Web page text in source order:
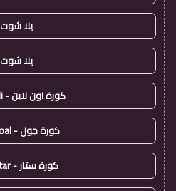
يلا شوت
يلا شوت
كورة اون لاين - kora onli
كورة جول - kora goal
كورة ستار - kora star